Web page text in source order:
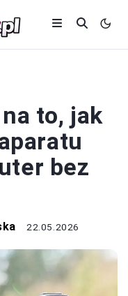
to, jak
bez
22.05.2026